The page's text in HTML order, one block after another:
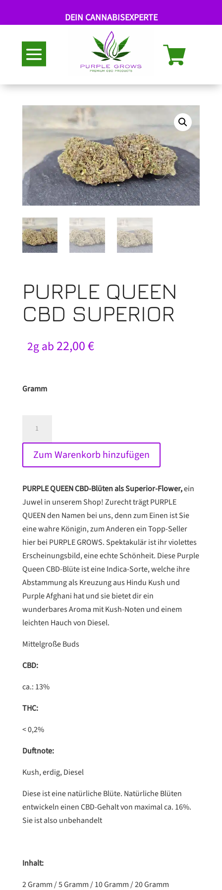
DEIN CANNABISEXPERTE
Abholung nach Termin
PURPLE QUEEN
CBD SUPERIOR
2g ab 22,00€
Gramm
Superior
Zum Warenkorb hinzufügen
PURPLE QUEEN CBD-Blüten als Superior-Flower,ein
Juwel in unserem Shop! Zurecht trägt PURPLE
QUEEN den Namen bei uns, denn zum Einen ist Sie
eine wahre Königin, zum Anderen ein Topp-Seller
hier bei PURPLE GROWS. Spektakulär ist ihr violettes
Erscheinungsbild, eine echte Schönheit. Diese Purple
Queen CBD-Blüte ist eine Indica-Sorte, welche ihre
Abstammung als Kreuzung aus Hindu Kush und
Purple Afghani hat und sie bietet dir ein
wunderbares Aroma mit Kush-Noten und einem
leichten Hauch von Diesel.
Mittelgroße Buds
CBD:
ca.: 13%
THC:
< 0,2%
Duftnote:
Kush, erdig, Diesel
Diese ist eine natürliche Blüte. Natürliche Blüten
entwickeln einen CBD-Gehalt von maximal ca. 16%.
Sie ist also unbehandelt
Inhalt:
2 Gramm / 5 Gramm / 10 Gramm / 20 Gramm